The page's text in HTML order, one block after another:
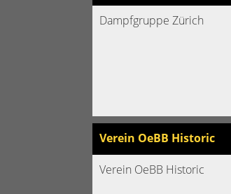
Dampfgruppe Zürich
Verein OeBB Historic
Verein OeBB Historic